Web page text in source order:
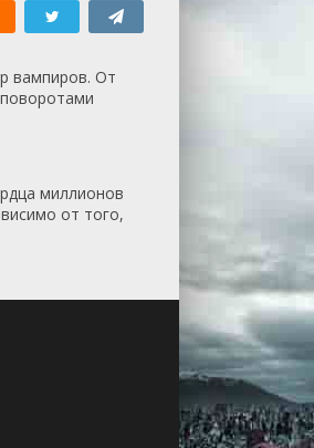
вампиров. От
миллионов
от того,